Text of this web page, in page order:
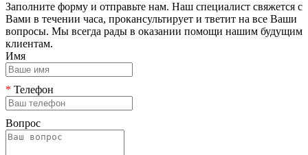
Заполните форму и отправьте нам. Наш специалист свяжется с
Вами в течении часа, прокансультирует и тветит на все Ваши
вопросы. Мы всегда рады в оказании помощи нашим будущим
клиентам.
Имя
* Телефон
Вопрос